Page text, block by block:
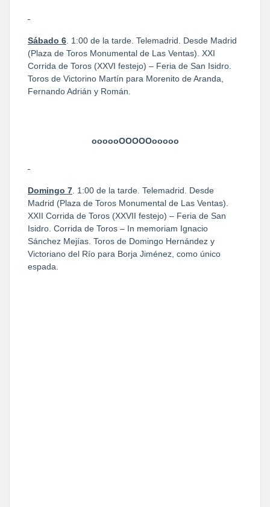
Sábado 6. 1:00 de la tarde. Telemadrid. Desde Madrid
(Plaza de Toros Monumental de Las Ventas). XXI
Corrida de Toros (XXVI festejo) – Feria de San Isidro.
Toros de Victorino Martín para Morenito de Aranda,
Fernando Adrián y Román.
oooooOOOOOooooo
Domingo 7. 1:00 de la tarde. Telemadrid. Desde
Madrid (Plaza de Toros Monumental de Las Ventas).
XXII Corrida de Toros (XXVII festejo) – Feria de San
Isidro. Corrida de Toros – In memoriam Ignacio
Sánchez Mejías. Toros de Domingo Hernández y
Victoriano del Río para Borja Jiménez, como único
espada.